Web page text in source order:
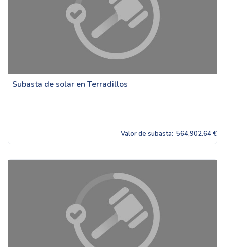
Subasta de solar en Terradillos
Valor de subasta: 564,902.64 €